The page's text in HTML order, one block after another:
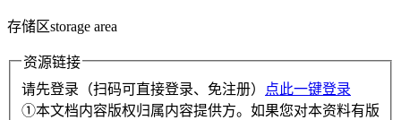
存储区storage area
资源链接
请先登录（扫码可直接登录、免注册）
点此一键登录
①本文档内容版权归属内容提供方。如果您对本资料有版